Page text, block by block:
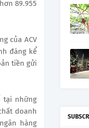
89.955
của ACV
đáng kể
tiền gửi
tại những
doanh
hàng